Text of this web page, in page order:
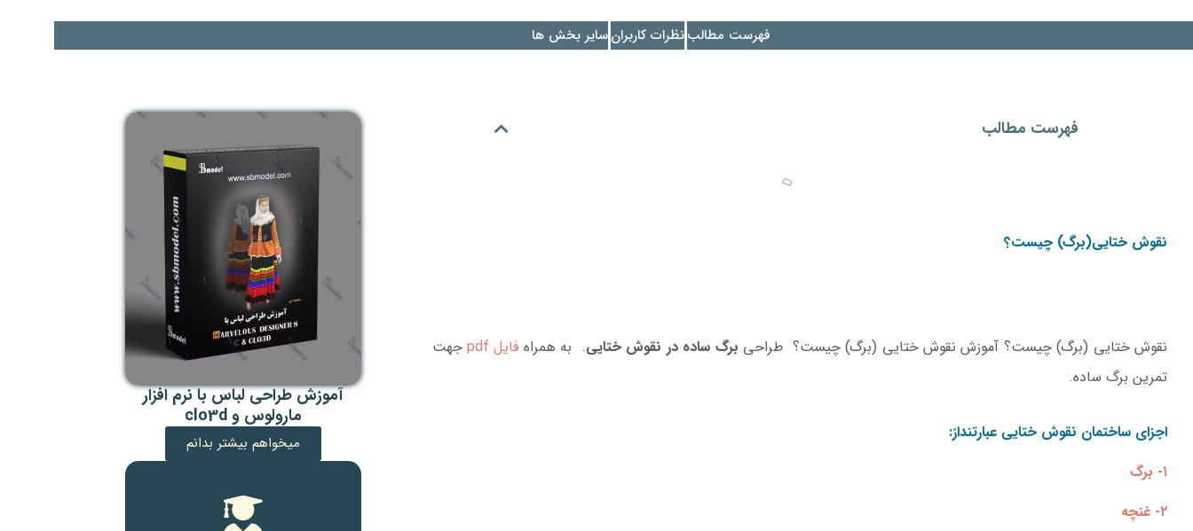
فهرست مطالبنظرات کاربرانسایر بخش ها
فهرست مطالب
نقوش ختایی(برگ) چیست؟
نقوش ختایی (برگ) چیست؟ آموزش نقوش ختایی (برگ) چیست؟ طراحی برگ ساده در نقوش ختایی. به همراه فایل pdf
جهت
تمرین برگ ساده.
اجزای ساختمان نقوش ختایی عبارتنداز:
۱- برگ
۲- غنچه
آموزش طراحی لباس با نرم افزار
مارولوس و clo3d
میخواهم بیشتر بدانم